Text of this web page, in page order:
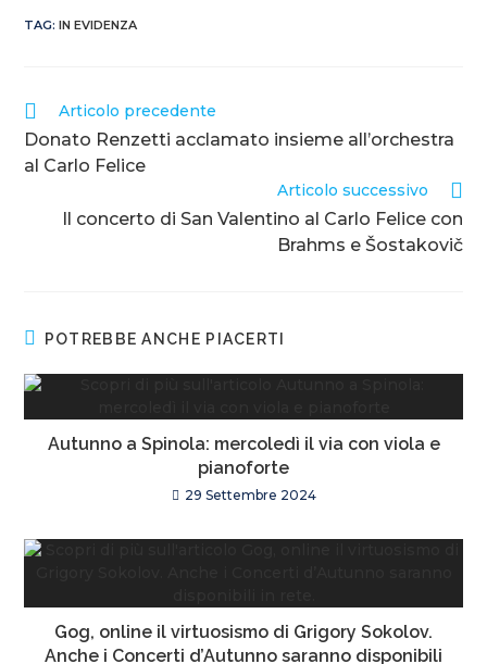
TAG:IN EVIDENZA
Articolo precedente
Donato Renzetti acclamato insieme all’orchestra
al Carlo Felice
Articolo successivo
Il concerto di San Valentino al Carlo Felice con
Brahms e Šostakovič
POTREBBE ANCHE PIACERTI
Autunno a Spinola: mercoledì il via con viola e
pianoforte
29 Settembre 2024
Gog, online il virtuosismo di Grigory Sokolov.
Anche i Concerti d’Autunno saranno disponibili